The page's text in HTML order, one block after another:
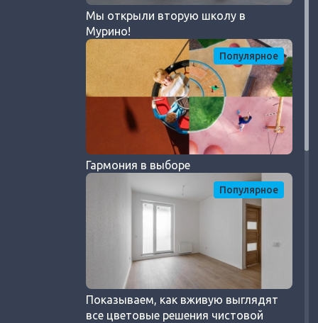
Мы открыли вторую школу в
Мурино!
Популярное
Гармония в выборе
Популярное
Показываем, как вживую выглядят
все цветовые решения чистовой